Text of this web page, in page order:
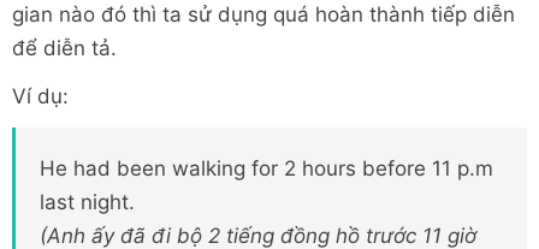
gian nào đó thì ta sử dụng quá hoàn thành tiếp diễn
để diễn tả.
Ví dụ:
He had been walking for 2 hours before 11 p.m
last night.
(Anh ấy đã đi bộ 2 tiếng đồng hồ trước 11 giờ